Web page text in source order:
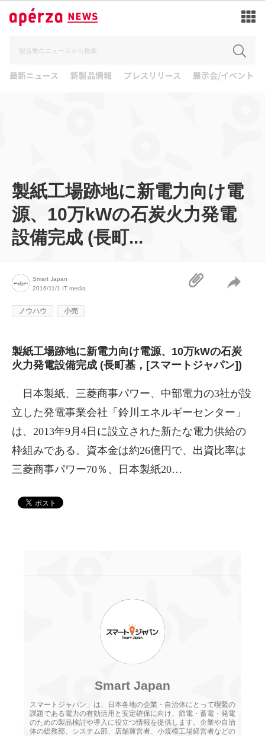
最新ニュース 新製品情報 プレスリリース 展示会/イベント
製紙工場跡地に新電力向け電
源、10万kWの石炭火力発電
設備完成 (長町...
Smart Japan
2016/11/1 IT media
ノウハウ 小売
製紙工場跡地に新電力向け電源、10万kWの石炭
火力発電設備完成 (長町基，[スマートジャパン])
日本製紙、三菱商事パワー、中部電力の3社が設
立した発電事業会社「鈴川エネルギーセンター」
は、2013年9月4日に設立された新たな電力供給の
枠組みである。資本金は約26億円で、出資比率は
三菱商事パワー70％、日本製紙20…
Smart Japan
スマートジャパン」は、日本各地の企業・自治体にとって喫緊の
課題である電力の有効活用と安定確保に向け、節電・蓄電・発電
のための製品検討や導入に役立つ情報を提供します。企業や自治
体の総務部、システム部、店舗運営者、小規模工場経営者などの